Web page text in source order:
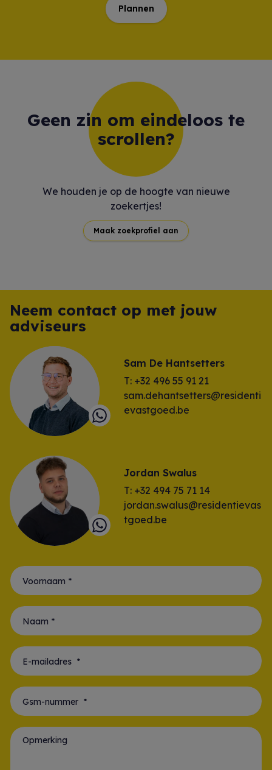
Plannen
Geen zin om eindeloos te
scrollen?
We houden je op de hoogte van nieuwe
zoekertjes!
Maak zoekprofiel aan
Neem contact op met jouw
adviseurs
Sam De Hantsetters
T: +32 496 55 91 21
sam.dehantsetters@residenti
evastgoed.be
Jordan Swalus
T: +32 494 75 71 14
jordan.swalus@residentievas
tgoed.be